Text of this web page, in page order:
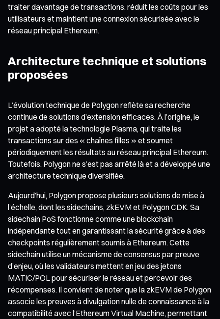
traiter davantage de transactions, réduit les coûts pour les
utilisateurs et maintient une connexion sécurisée avec le
réseau principal Ethereum.
Architecture technique et solutions
proposées
L’évolution technique de Polygon reflète sa recherche
continue de solutions d’extension efficaces. À l’origine, le
projet a adopté la technologie Plasma, qui traite les
transactions sur des « chaînes filles » et soumet
périodiquement les résultats au réseau principal Ethereum.
Toutefois, Polygon ne s’est pas arrêté là et a développé une
architecture technique diversifiée.
Aujourd’hui, Polygon propose plusieurs solutions de mise à
l’échelle, dont les sidechains, zkEVM et Polygon CDK. Sa
sidechain PoS fonctionne comme une blockchain
indépendante tout en garantissant la sécurité grâce à des
checkpoints régulièrement soumis à Ethereum. Cette
sidechain utilise un mécanisme de consensus par preuve
d’enjeu, où les validateurs mettent en jeu des jetons
MATIC/POL pour sécuriser le réseau et percevoir des
récompenses. Il convient de noter que la zkEVM de Polygon
associe les preuves à divulgation nulle de connaissance à la
compatibilité avec l’Ethereum Virtual Machine, permettant